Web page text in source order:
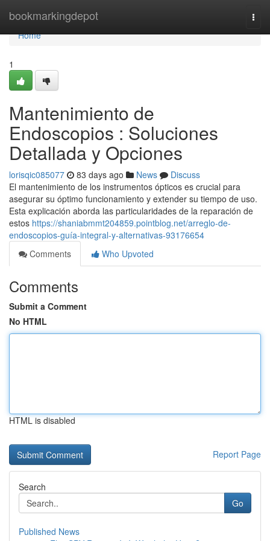
bookmarkingdepot
Home
Home
1
Mantenimiento de
Endoscopios : Soluciones
Detallada y Opciones
lorisqic085077 83 days ago News
Discuss
El mantenimiento de los instrumentos ópticos es crucial para
asegurar su óptimo funcionamiento y extender su tiempo de uso.
Esta explicación aborda las particularidades de la reparación de
estos https://shaniabmmt204859.pointblog.net/arreglo-de-
endoscopios-guía-integral-y-alternativas-93176654
Comments
Who Upvoted
Comments
Submit a Comment
No HTML
HTML is disabled
Report Page
Search
Go
Published News